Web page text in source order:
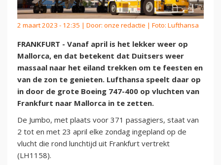
2 maart 2023 - 12:35 | Door: onze redactie | Foto: Lufthansa
FRANKFURT - Vanaf april is het lekker weer op
Mallorca, en dat betekent dat Duitsers weer
massaal naar het eiland trekken om te feesten en
van de zon te genieten. Lufthansa speelt daar op
in door de grote Boeing 747-400 op vluchten van
Frankfurt naar Mallorca in te zetten.
De Jumbo, met plaats voor 371 passagiers, staat van
2 tot en met 23 april elke zondag ingepland op de
vlucht die rond lunchtijd uit Frankfurt vertrekt
(LH1158).